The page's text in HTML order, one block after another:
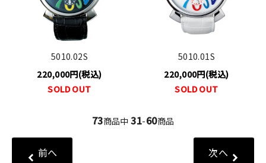
5010.02S
220,000円(税込)
SOLD OUT
5010.01S
220,000円(税込)
SOLD OUT
73商品中31-60商品
前へ 次へ